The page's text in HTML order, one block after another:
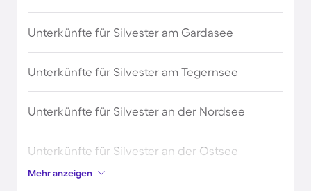
Unterkünfte für Silvester am Gardasee
Unterkünfte für Silvester am Tegernsee
Unterkünfte für Silvester an der Nordsee
Unterkünfte für Silvester an der Ostsee
Mehr anzeigen